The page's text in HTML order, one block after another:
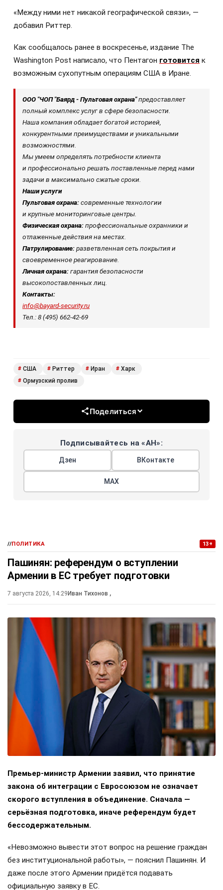
«Между ними нет никакой географической связи», —
добавил Риттер.
Как сообщалось ранее в воскресенье, издание The
Washington Post написало, что Пентагон готовится к
возможным сухопутным операциям США в Иране.
ООО "ЧОП "Баярд - Пультовая охрана"предоставляет
полный комплекс услуг в сфере безопасности.
Наша компания обладает богатой историей,
конкурентными преимуществами и уникальными
возможностями.
Мы умеем определять потребности клиента
и профессионально решать поставленные перед нами
задачи в максимально сжатые сроки.
Наши услуги
Пультовая охрана:современные технологии
и крупные мониторинговые центры.
Физическая охрана:профессиональные охранники и
отлаженные действия на местах.
Патрулирование:разветвленная сеть покрытия и
своевременноереагирование.
Личная охрана:гарантия безопасности
высокопоставленных лиц.
Контакты:
info@bayard-security.ru
Тел.: 8 (495) 662-42-69
# США # Риттер # Иран # Харк
# Ормузский пролив
Поделиться
Подписывайтесь на «АН»:
Дзен ВКонтакте
МАХ
//ПОЛИТИКА 13+
Пашинян: референдум о вступлении
Армении в ЕС требует подготовки
7 августа 2026, 14:29Иван Тихонов ,
Премьер-министр Армении заявил, что принятие
закона об интеграции с Евросоюзом не означает
скорого вступления в объединение. Сначала —
серьёзная подготовка, иначе референдум будет
бессодержательным.
«Невозможно вывести этот вопрос на решение граждан
без институциональной работы», — пояснил Пашинян. И
даже после этого Армении придётся подавать
официальную заявку в ЕС.